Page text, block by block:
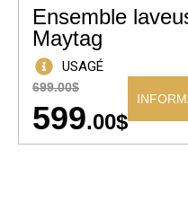
Ensemble
Maytag
USAGÉ
699.00$
599.00$